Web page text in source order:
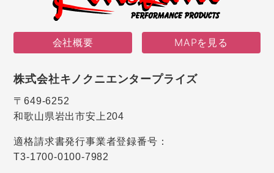
会社概要 MAPを見る
株式会社キノクニエンタープライズ
〒649-6252
和歌山県岩出市安上204
適格請求書発行事業者登録番号：
T3-1700-0100-7982